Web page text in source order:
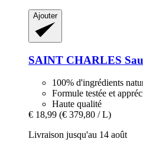
Ajouter
SAINT CHARLES
100% d'ingrédients
Formule testée et
Haute qualité
€ 18,99 (€ 379,80 / L)
Livraison jusqu'au 14 août